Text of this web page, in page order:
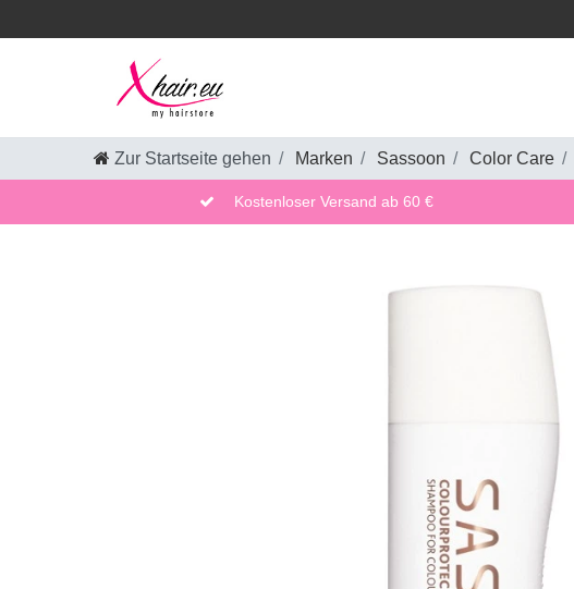
Zur Startseite gehen Marken Sassoon Color Care
Kostenloser Versand ab 60 €